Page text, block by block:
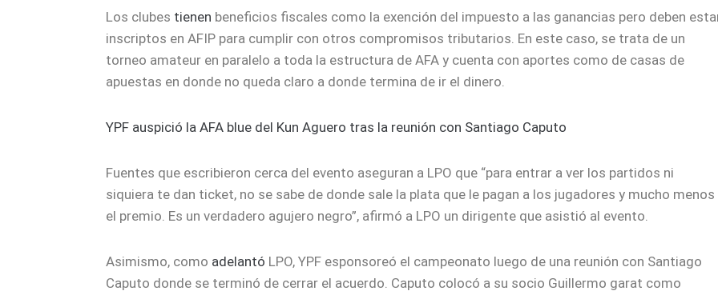
Los clubes tienen beneficios fiscales como la exención del impuesto a las ganancias pero deben
inscriptos en AFIP para cumplir con otros compromisos tributarios. En este caso, se trata de un
torneo amateur en paralelo a toda la estructura de AFA y cuenta con aportes como de casas de
apuestas en donde no queda claro a donde termina de ir el dinero.
YPF auspició la AFA blue del Kun Aguero tras la reunión con Santiago Caputo
Fuentes que escribieron cerca del evento aseguran a LPO que “para entrar a ver los partidos ni
siquiera te dan ticket, no se sabe de donde sale la plata que le pagan a los jugadores y mucho menos
el premio. Es un verdadero agujero negro”, afirmó a LPO un dirigente que asistió al evento.
Asimismo, como adelantó LPO, YPF esponsoreó el campeonato luego de una reunión con Santiago
Caputo donde se terminó de cerrar el acuerdo. Caputo colocó a su socio Guillermo garat como